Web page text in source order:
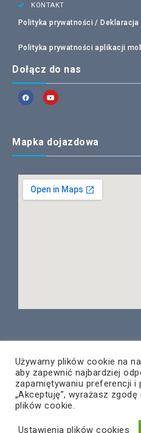
KONTAKT
Polityka prywatności /
Polityka prywatności aplikacji
Dołącz do nas
Mapka dojazdowa
© Copyright 2020 –
Wszelkie prawa
ZETO-
Używamy plików cookie na
aby zapewnić najbardziej
zapamiętywaniu preferencji i
„Akceptuję”, wyrażasz zgodę
plików cookie.
Ustawienia plików cookies